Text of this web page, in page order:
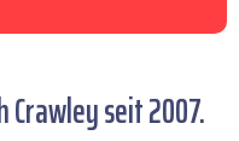
Crawley seit 2007.